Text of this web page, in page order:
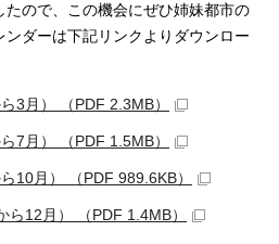
たので、この機会にぜひ姉妹都市の
ダーは下記リンクよりダウンロー
3月） （PDF 2.3MB）
7月） （PDF 1.5MB）
10月） （PDF 989.6KB）
12月） （PDF 1.4MB）